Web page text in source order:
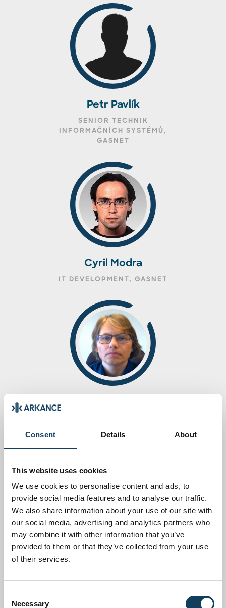
Consent Details About
This website uses cookies
We use cookies to personalise content and ads, to
provide social media features and to analyse our traffic.
We also share information about your use of our site with
our social media, advertising and analytics partners who
may combine it with other information that you’ve
provided to them or that they’ve collected from your use
of their services.
Selection
Necessary
Petr Pavlík
SENIOR TECHNIK
INFORMAČNÍCH SYSTÉMŮ,
GASNET
Cyril Modra
IT DEVELOPMENT, GASNET
Tomáš Kroupa
CONSULTANT ARKANCE